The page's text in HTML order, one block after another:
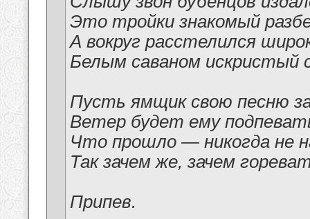
Это тройки знакомый
А вокруг расстелился
Белым саваном искристый
Пусть ямщик свою песню
Ветер будет ему
Что прошло — никогда не
Так зачем же, зачем
Припев.